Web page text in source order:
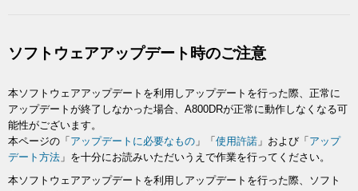
ソフトウェアアップデート時のご注意
本ソフトウェアアップデートを利用しアップデートを行った際、正常に
アップデートが終了しなかった場合、A800DRが正常に動作しなくなる可
能性がございます。
本ページの「アップデートに必要なもの 」「使用許諾 」および「アップ
デート方法 」を十分にお読みいただいうえで作業を行ってください。
本ソフトウェアアップデートを利用しアップデートを行った際、ソフト